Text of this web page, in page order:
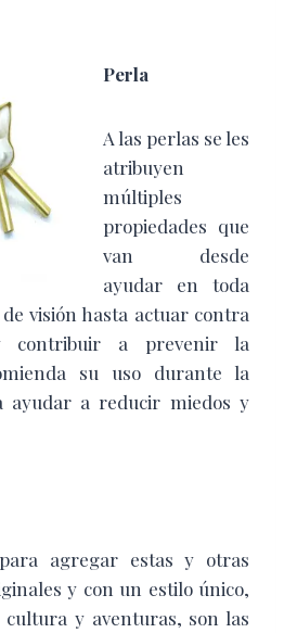
Perla
A las perlas se les
atribuyen
múltiples
propiedades que
van desde
ayudar en toda
visión hasta actuar contra
contribuir a prevenir la
su uso durante la
ayudar a reducir miedos y
agregar estas y otras
y con un estilo único,
y aventuras, son las